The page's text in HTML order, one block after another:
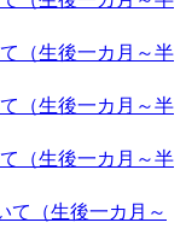
クシャーテリア
ただけます。 ご
で迷うことがあ
ばそれほどこど
れの注意点とし
（生後一カ月～半
（生後一カ月～半
（生後一カ月～半
て（生後一カ月～